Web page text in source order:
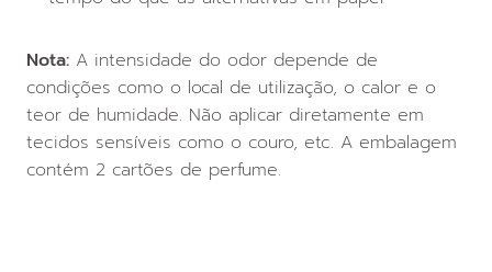
Nota: A intensidade do odor depende de
condições como o local de utilização, o calor e o
teor de humidade. Não aplicar diretamente em
tecidos sensíveis como o couro, etc. A embalagem
contém 2 cartões de perfume.